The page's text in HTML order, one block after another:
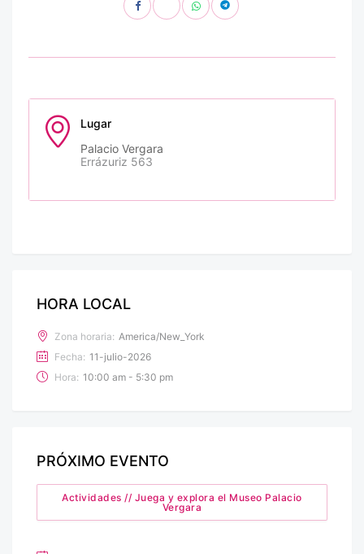
Lugar
Palacio Vergara
Errázuriz 563
HORA LOCAL
Zona horaria: America/New_York
Fecha: 11-julio-2026
Hora: 10:00 am - 5:30 pm
PRÓXIMO EVENTO
Actividades // Juega y explora el Museo Palacio
Vergara